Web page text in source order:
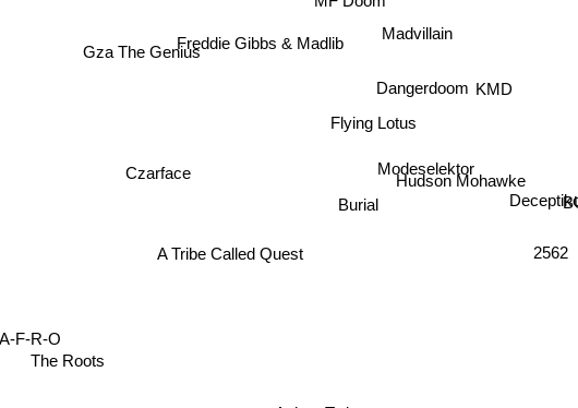
Madvillain
Dangerdoom
Flying Lotus
KMD
Hudson Mohawke
Burial
Modeselektor
MF Doom
Freddie Gibbs & Madlib
2562
A Tribe Called Quest
Czarface
Gza The Genius
A-F-R-O
The Roots